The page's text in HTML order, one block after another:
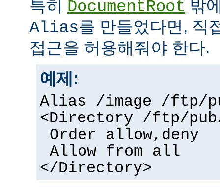
특히 DocumentRoot 밖
Alias를 만들었다면, 직
접근을 허용해줘야 한다.
예제:
Alias /image /ftp/
<Directory /ftp/pub/
Order allow,deny
Allow from all
</Directory>